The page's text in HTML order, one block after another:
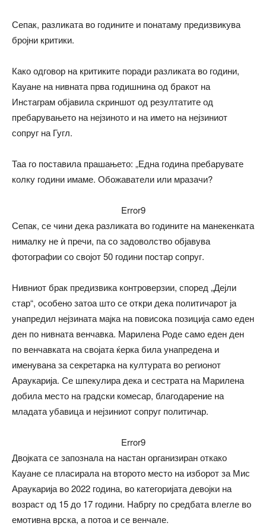
Сепак, разликата во годините и понатаму предизвикува
бројни критики.
Како одговор на критиките поради разликата во години,
Кауане на нивната прва годишнина од бракот на
Инстаграм објавила скриншот од резултатите од
пребарувањето на нејзиното и на името на нејзиниот
сопруг на Гугл.
Таа го поставила прашањето: „Една година пребарувате
колку години имаме. Обожаватели или мразачи?
Error9
Сепак, се чини дека разликата во годините на манекенката
нималку не ѝ пречи, па со задоволство објавува
фотографии со својот 50 години постар сопруг.
Нивниот брак предизвика контроверзии, според „Дејли
стар“, особено затоа што се откри дека политичарот ја
унапредил нејзината мајка на повисока позиција само еден
ден по нивната венчавка. Марилена Роде само еден ден
по венчавката на својата ќерка била унапредена и
именувана за секретарка на културата во регионот
Араукарија. Се шпекулира дека и сестрата на Марилена
добила место на градски комесар, благодарение на
младата убавица и нејзиниот сопруг политичар.
Error9
Двојката се запознала на настан организиран откако
Кауане се пласирала на второто место на изборот за Мис
Араукарија во 2022 година, во категоријата девојки на
возраст од 15 до 17 години. Набргу по средбата влегле во
емотивна врска, а потоа и се венчале.